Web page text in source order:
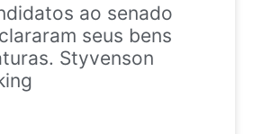
ao senado
seus bens
Styvenson